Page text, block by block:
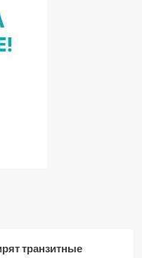
транзитные